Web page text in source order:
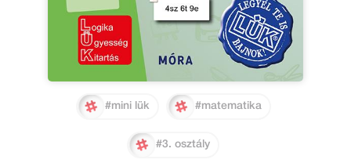
#mini lük #matematika
#3. osztály